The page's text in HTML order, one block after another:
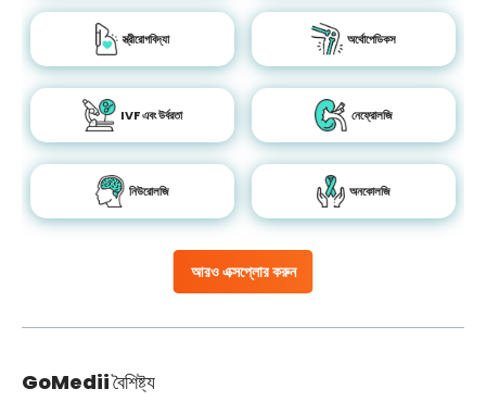
আরও এক্সপ্লোর করুন
স্ত্রীরোগবিদ্যা অর্থোপেডিকস
IVF এবং উর্বরতা নেফ্রোলজি
নিউরোলজি অনকোলজি
GoMediiবৈশিষ্ট্য